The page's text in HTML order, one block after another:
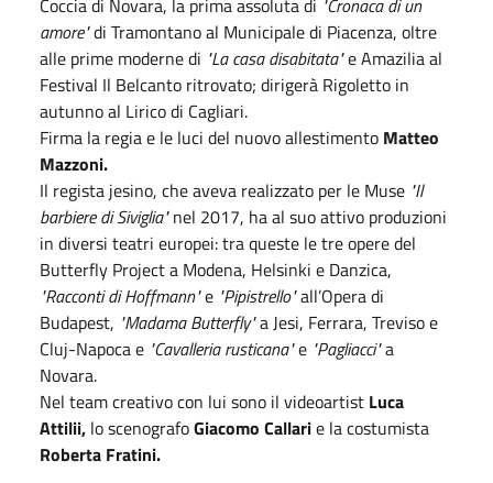
amore"di Tramontano al Municipale di Piacenza, oltre
alle prime moderne di "La casa disabitata"e Amazilia al
Festival Il Belcanto ritrovato; dirigerà Rigoletto in
autunno al Lirico di Cagliari.
Firma la regia e le luci del nuovo allestimento Matteo
Mazzoni.
Il regista jesino, che aveva realizzato per le Muse "Il
barbiere di Siviglia"nel 2017, ha al suo attivo produzioni
in diversi teatri europei: tra queste le tre opere del
Butterfly Project a Modena, Helsinki e Danzica,
"Racconti di Hoffmann"e "Pipistrello"all’Opera di
Budapest, "Madama Butterfly"a Jesi, Ferrara, Treviso e
Cluj-Napoca e "Cavalleria rusticana"e "Pagliacci"a
Novara.
Nel team creativo con lui sono il videoartist Luca
Attilii, lo scenografoGiacomo Callarie la costumista
Roberta Fratini.